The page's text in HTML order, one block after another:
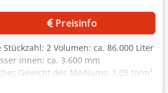
Preisinfo
2 Volumen: ca. 86.000 Liter
innen: ca. 3.600 mm
Gewicht des Mediums: 1,05 to/m³